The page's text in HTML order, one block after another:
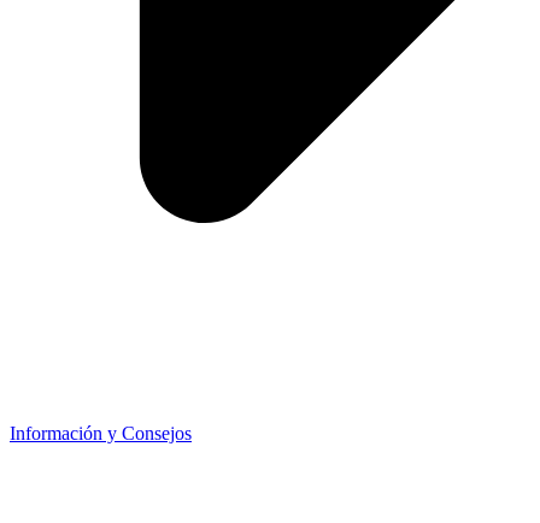
Información y Consejos